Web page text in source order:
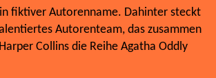
fiktiver Autorenname. Dahinter steckt
Autorenteam, das zusammen
Collins die Reihe Agatha Oddly